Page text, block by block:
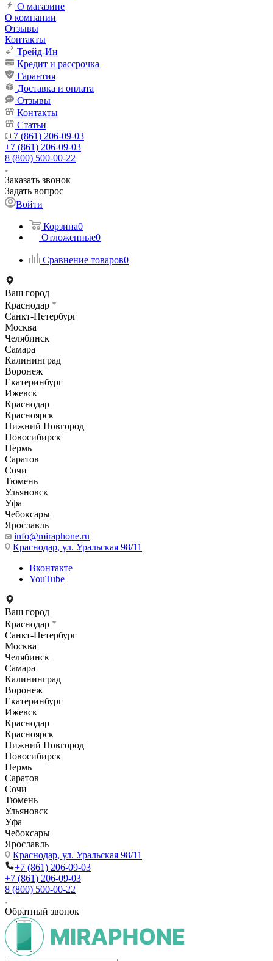
О магазине
О компании
Отзывы
Контакты
Трейд-Ин
Кредит и рассрочка
Гарантия
Доставка и оплата
Отзывы
Контакты
Статьи
+7 (861) 206-09-03
+7 (861) 206-09-03
8 (800) 500-00-22
Заказать звонок
Задать вопрос
Войти
Корзина0
Отложенные0
Сравнение товаров0
Ваш город
Краснодар
Санкт-Петербург
Москва
Челябинск
Самара
Калининград
Воронеж
Екатеринбург
Ижевск
Краснодар
Красноярск
Нижний Новгород
Новосибирск
Пермь
Саратов
Сочи
Тюмень
Ульяновск
Уфа
Чебоксары
Ярославль
info@miraphone.ru
Краснодар, ул. Уральская 98/11
Вконтакте
YouTube
Ваш город
Краснодар
Санкт-Петербург
Москва
Челябинск
Самара
Калининград
Воронеж
Екатеринбург
Ижевск
Краснодар
Красноярск
Нижний Новгород
Новосибирск
Пермь
Саратов
Сочи
Тюмень
Ульяновск
Уфа
Чебоксары
Ярославль
Краснодар, ул. Уральская 98/11
+7 (861) 206-09-03
+7 (861) 206-09-03
8 (800) 500-00-22
Обратный звонок